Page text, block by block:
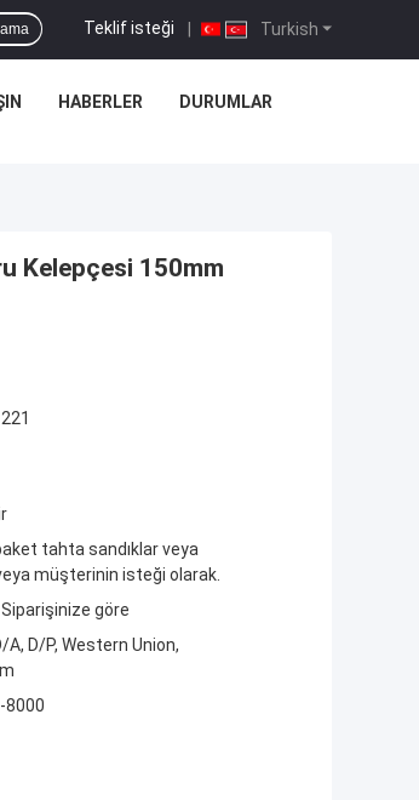
Turkish
Teklif isteği |
HABERLER DURUMLAR
Kelepçesi 150mm
tahta sandıklar veya
müşterinin isteği olarak.
göre
A, D/P, Western Union,
8000